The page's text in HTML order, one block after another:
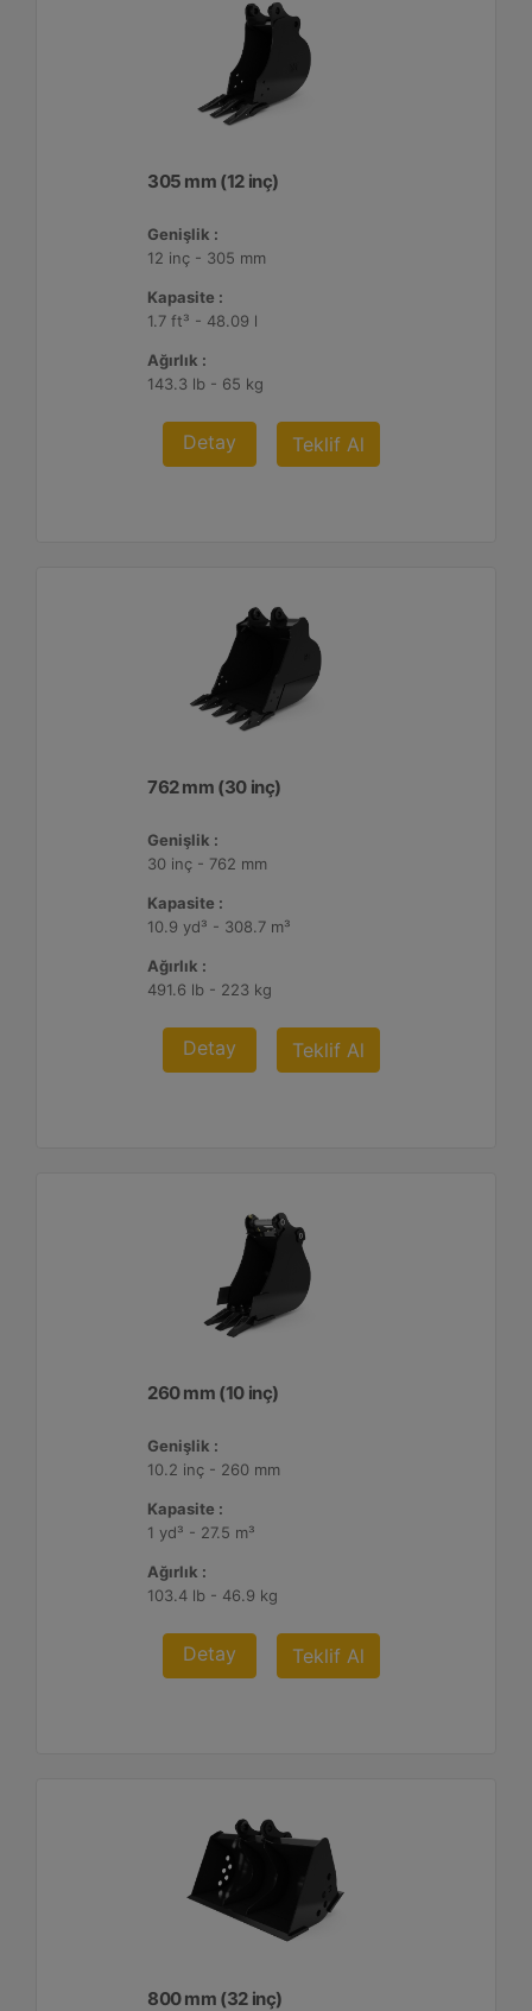
305 mm (12 inç)
Genişlik :
12 inç - 305 mm
Kapasite :
1.7 ft³ - 48.09 l
Ağırlık :
143.3 lb - 65 kg
Detay Teklif Al
762 mm (30 inç)
Genişlik :
30 inç - 762 mm
Kapasite :
10.9 yd³ - 308.7 m³
Ağırlık :
491.6 lb - 223 kg
Detay Teklif Al
260 mm (10 inç)
Genişlik :
10.2 inç - 260 mm
Kapasite :
1 yd³ - 27.5 m³
Ağırlık :
103.4 lb - 46.9 kg
Detay Teklif Al
800 mm (32 inç)